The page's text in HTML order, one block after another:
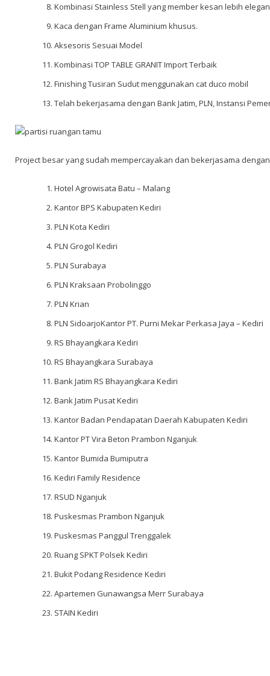
Kombinasi Stainless Stell yang member kesan lebih
Kaca dengan Frame Aluminium khusus.
Aksesoris Sesuai Model
Kombinasi TOP TABLE GRANIT Import Terbaik
Finishing Tusiran Sudut menggunakan cat duco mobil
Telah bekerjasama dengan Bank Jatim, PLN, Instansi
Project besar yang sudah mempercayakan dan bekerjasama
Hotel Agrowisata Batu – Malang
Kantor BPS Kabupaten Kediri
PLN Kota Kediri
PLN Grogol Kediri
PLN Surabaya
PLN Kraksaan Probolinggo
PLN Krian
PLN SidoarjoKantor PT. Purni Mekar Perkasa Jaya – Kediri
RS Bhayangkara Kediri
RS Bhayangkara Surabaya
Bank Jatim RS Bhayangkara Kediri
Bank Jatim Pusat Kediri
Kantor Badan Pendapatan Daerah Kabupaten Kediri
Kantor PT Vira Beton Prambon Nganjuk
Kantor Bumida Bumiputra
Kediri Family Residence
RSUD Nganjuk
Puskesmas Prambon Nganjuk
Puskesmas Panggul Trenggalek
Ruang SPKT Polsek Kediri
Bukit Podang Residence Kediri
Apartemen Gunawangsa Merr Surabaya
STAIN Kediri